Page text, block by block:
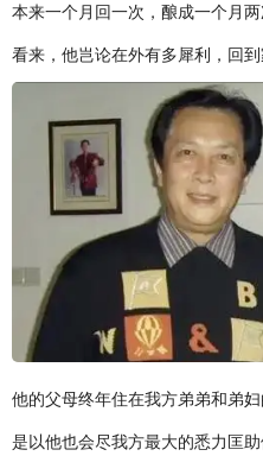
本来一个月回一次，酿成一个月两
看来，他岂论在外有多犀利，回到
他的父母终年住在我方弟弟和弟妇
是以他也会尽我方最大的悉力匡助